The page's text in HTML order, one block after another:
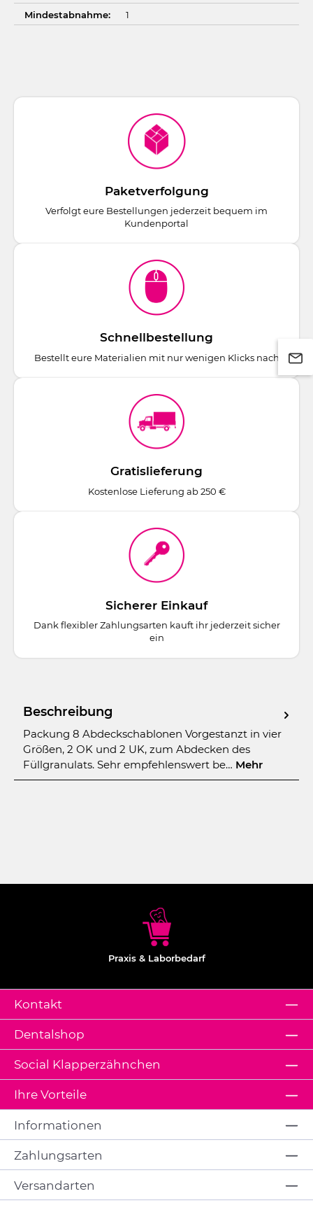
Mindestabnahme:
1
Paketverfolgung
Verfolgt eure Bestellungen jederzeit bequem im
Kundenportal
Schnellbestellung
Bestellt eure Materialien mit nur wenigen Klicks nach
Gratislieferung
Kostenlose Lieferung ab 250 €
Sicherer Einkauf
Dank flexibler Zahlungsarten kauft ihr jederzeit sicher
ein
Beschreibung
Packung 8 Abdeckschablonen Vorgestanzt in vier
Größen, 2 OK und 2 UK, zum Abdecken des
Füllgranulats. Sehr empfehlenswert be… Mehr
Praxis & Laborbedarf
Kontakt
Dentalshop
Ihre Vorteile
Social Klapperzähnchen
Informationen
Zahlungsarten
Versandarten